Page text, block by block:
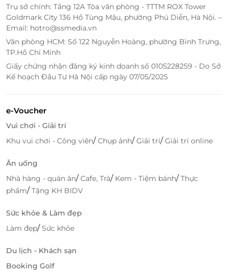
Dịch vụ thuê xe máy chỉ 150.000đ/xe
Dịch vụ giặt sấy tiện lợi
Một không gian vừagần gũi thiên nhiên, vừađáp
trải nghiệm đáng nhớ chỉ có tại Bazan Homestay.
LifeLink – Nền tảng đặt dịch vụ thông
Đặt dịch vụ tiện lợi – Ưu đãi thật, trải nghiệm
chất
Trụ sở chính: Tầng 12A Tòa văn phòng - TTTM ROX Tower
Goldmark City 136 Hồ Tùng Mậu, phường Phú Diễn, Hà Nội. –
Email: hotro@ssmedia.vn
Văn phòng HCM: Số 122 Nguyễn Hoàng, phường Bình Trưng,
TP.Hồ Chí Minh
Giấy chứng nhận đăng ký kinh doanh số 0105228259 - Do Sở
Kế hoạch Đầu Tư Hà Nội cấp ngày 07/05/2025
e-Voucher
Vui chơi - Giải trí
Khu vui chơi - Công viên/Chụp ảnh/Giải trí/Giải trí online
Ăn uống
Nhà hàng - quán ăn/Cafe, Trà/ Kem - Tiệm bánh/Thực
phẩm/Tặng KH BIDV
Sức khỏe & Làm đẹp
Làm đẹp/Sức khỏe
Du lịch - Khách sạn
Booking Golf